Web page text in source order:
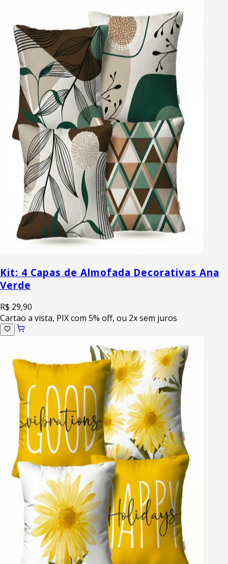
Kit: 4 Capas de Almofada Decorativas Ana
Verde
R$ 29,90
Cartao a vista, PIX com 5% off, ou 2x sem juros